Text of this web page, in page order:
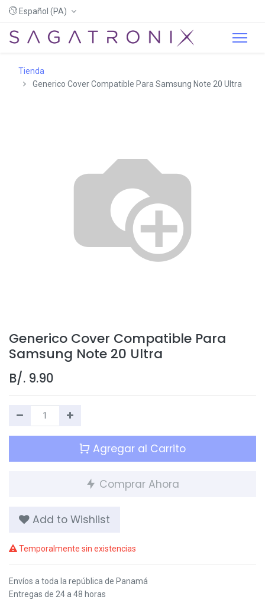
Español (PA)
Tienda
Generico Cover Compatible Para Samsung Note 20 Ultra
Generico Cover Compatible Para
Samsung Note 20 Ultra
B/. 9.90
Agregar al Carrito
Comprar Ahora
Add to Wishlist
Temporalmente sin existencias
Envíos a toda la república de Panamá
Entregas de 24 a 48 horas